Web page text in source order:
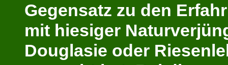
Gegensatz zu den
mit hiesiger
Douglasie oder